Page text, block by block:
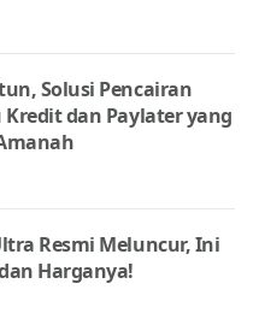
Solusi Pencairan
dan Paylater yang
Resmi Meluncur, Ini
Harganya!